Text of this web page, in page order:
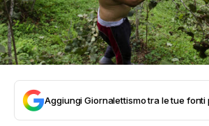
Aggiungi Giornalettismo tra le tue